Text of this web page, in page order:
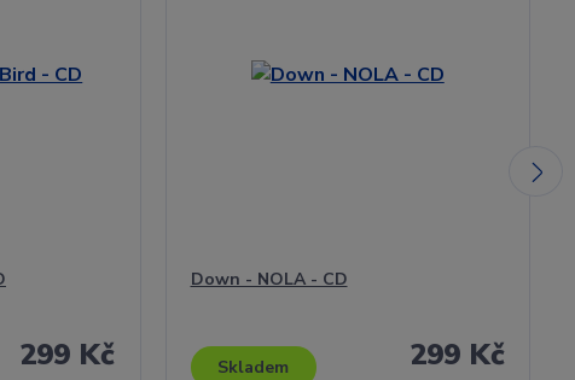
299 Kč
Down - NOLA - CD
299 Kč
Skladem